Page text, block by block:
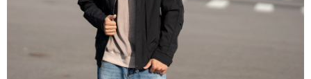
請求用戶進行身份認證。
５．嚴禁一人註冊多個帳號或使用他人資訊註冊。若發現惡意使用之情形，
恩沛科技股份有限公司將有權停止該用戶之使用額度並採取法律行動。